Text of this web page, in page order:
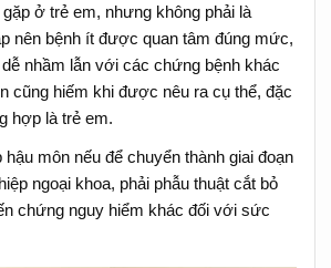
gặp ở trẻ em, nhưng không phải là
nên bệnh ít được quan tâm đúng mức,
nhầm lẫn với các chứng bệnh khác
cũng hiếm khi được nêu ra cụ thể, đặc
hợp là trẻ em.
môn nếu để chuyển thành giai đoạn
ngoại khoa, phải phẫu thuật cắt bỏ
chứng nguy hiểm khác đối với sức